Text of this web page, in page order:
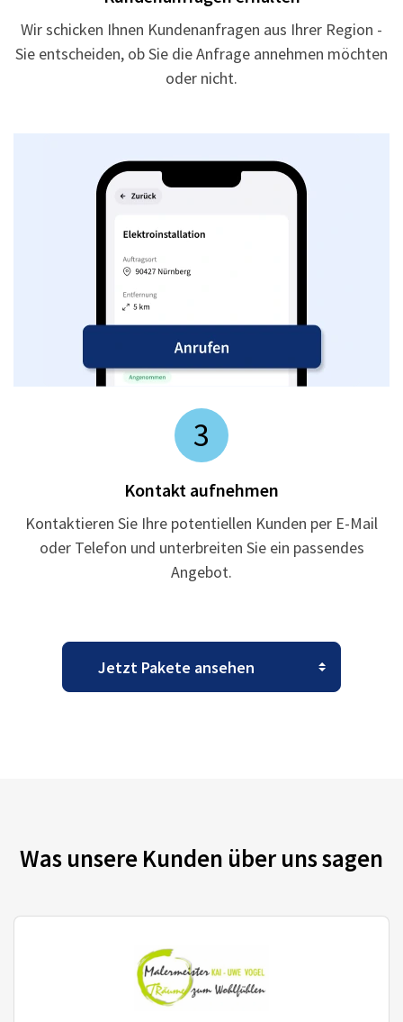
Wir schicken Ihnen Kundenanfragen aus Ihrer Region -
Sie entscheiden, ob Sie die Anfrage annehmen möchten
oder nicht.
3
Kontakt aufnehmen
Kontaktieren Sie Ihre potentiellen Kunden per E-Mail
oder Telefon und unterbreiten Sie ein passendes
Angebot.
Was unsere Kunden über uns sagen